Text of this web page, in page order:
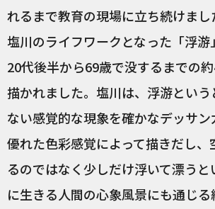
れるまで教育の現場に立ち続けまし
塩川のライフワークとなった「浮游
20代後半から69歳で没するまでの
描かれました。塩川は、浮游という
ない感覚的な現象を確かなデッサン
優れた色彩感覚によって描きだし、
るのではなく少しだけ浮いて漂う
に生きる人間の心象風景にも通じ